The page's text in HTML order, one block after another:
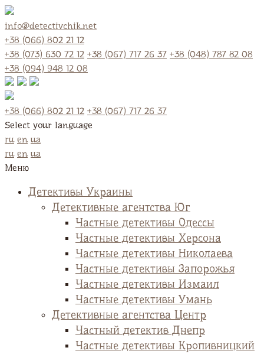
info@detectivchik.net
+38 (066) 802 21 12
+38 (073) 630 72 12 +38 (067) 717 26 37 +38 (048) 787 82 08
+38 (094) 948 12 08
+38 (066) 802 21 12 +38 (067) 717 26 37
Select your language
ru en ua
ru en ua
Меню
Детективы Украины
Детективные агентства Юг
Частные детективы Одессы
Частные детективы Херсона
Частные детективы Николаева
Частные детективы Запорожья
Частные детективы Измаил
Частные детективы Умань
Детективные агентства Центр
Частный детектив Днепр
Частные детективы Кропивницкий